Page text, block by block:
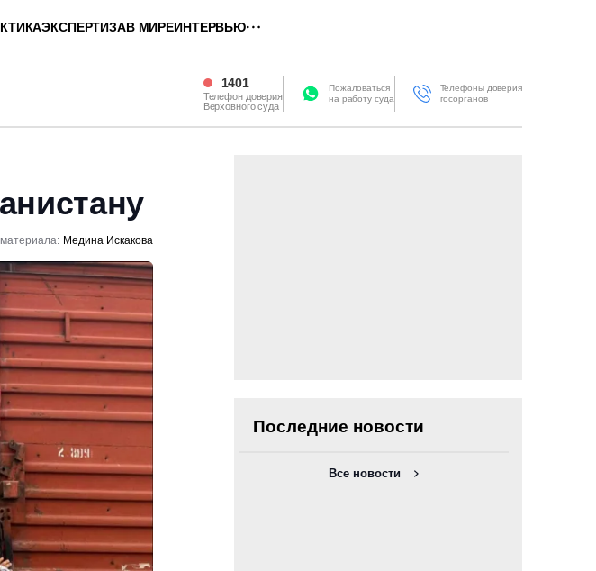
ЭКСПЕРТИЗАВ МИРЕИНТЕРВЬЮ
1401
Телефон доверия
Верховного суда
Пожаловаться
на работу суда
Телефоны доверия
госорганов
Медина Искакова
Последние новости
Все новости